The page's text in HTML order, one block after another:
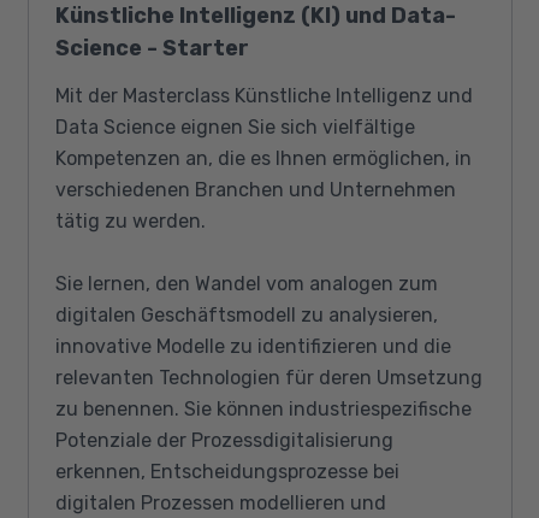
Künstliche Intelligenz (KI) und Data-
Science - Starter
Mit der Masterclass Künstliche Intelligenz und
Data Science eignen Sie sich vielfältige
Kompetenzen an, die es Ihnen ermöglichen, in
verschiedenen Branchen und Unternehmen
tätig zu werden.
Sie lernen, den Wandel vom analogen zum
digitalen Geschäftsmodell zu analysieren,
innovative Modelle zu identifizieren und die
relevanten Technologien für deren Umsetzung
zu benennen. Sie können industriespezifische
Potenziale der Prozessdigitalisierung
erkennen, Entscheidungsprozesse bei
digitalen Prozessen modellieren und